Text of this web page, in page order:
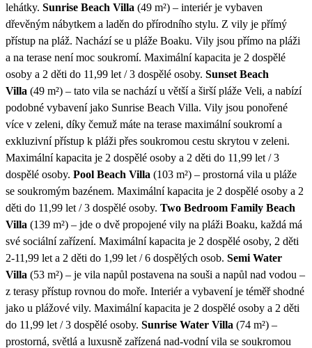
lehátky. Sunrise Beach Villa (49 m²) – interiér je vybaven
dřevěným nábytkem a laděn do přírodního stylu. Z vily je přímý
přístup na pláž. Nachází se u pláže Boaku. Vily jsou přímo na pláži
a na terase není moc soukromí. Maximální kapacita je 2 dospělé
osoby a 2 děti do 11,99 let / 3 dospělé osoby. Sunset Beach
Villa (49 m²) – tato vila se nachází u větší a širší pláže Veli, a nabízí
podobné vybavení jako Sunrise Beach Villa. Vily jsou ponořené
více v zeleni, díky čemuž máte na terase maximální soukromí a
exkluzivní přístup k pláži přes soukromou cestu skrytou v zeleni.
Maximální kapacita je 2 dospělé osoby a 2 děti do 11,99 let / 3
dospělé osoby. Pool Beach Villa (103 m²) – prostorná vila u pláže
se soukromým bazénem. Maximální kapacita je 2 dospělé osoby a 2
děti do 11,99 let / 3 dospělé osoby. Two Bedroom Family Beach
Villa (139 m²) – jde o dvě propojené vily na pláži Boaku, každá má
své sociální zařízení. Maximální kapacita je 2 dospělé osoby, 2 děti
2-11,99 let a 2 děti do 1,99 let / 6 dospělých osob. Semi Water
Villa (53 m²) – je vila napůl postavena na souši a napůl nad vodou –
z terasy přístup rovnou do moře. Interiér a vybavení je téměř shodné
jako u plážové vily. Maximální kapacita je 2 dospělé osoby a 2 děti
do 11,99 let / 3 dospělé osoby. Sunrise Water Villa (74 m²) –
prostorná, světlá a luxusně zařízená nad-vodní vila se soukromou